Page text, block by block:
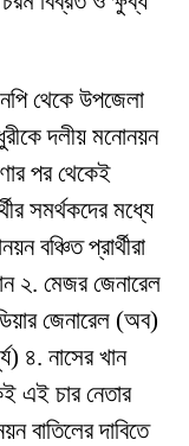
থেকে উপজেলা
দলীয় মনোনয়ন
পর থেকেই
সমর্থকদের মধ্যে
বঞ্চিত প্রার্থীরা
২. মেজর জেনারেল
জেনারেল (অব)
৪. নাসের খান
এই চার নেতার
বাতিলের দাবিতে